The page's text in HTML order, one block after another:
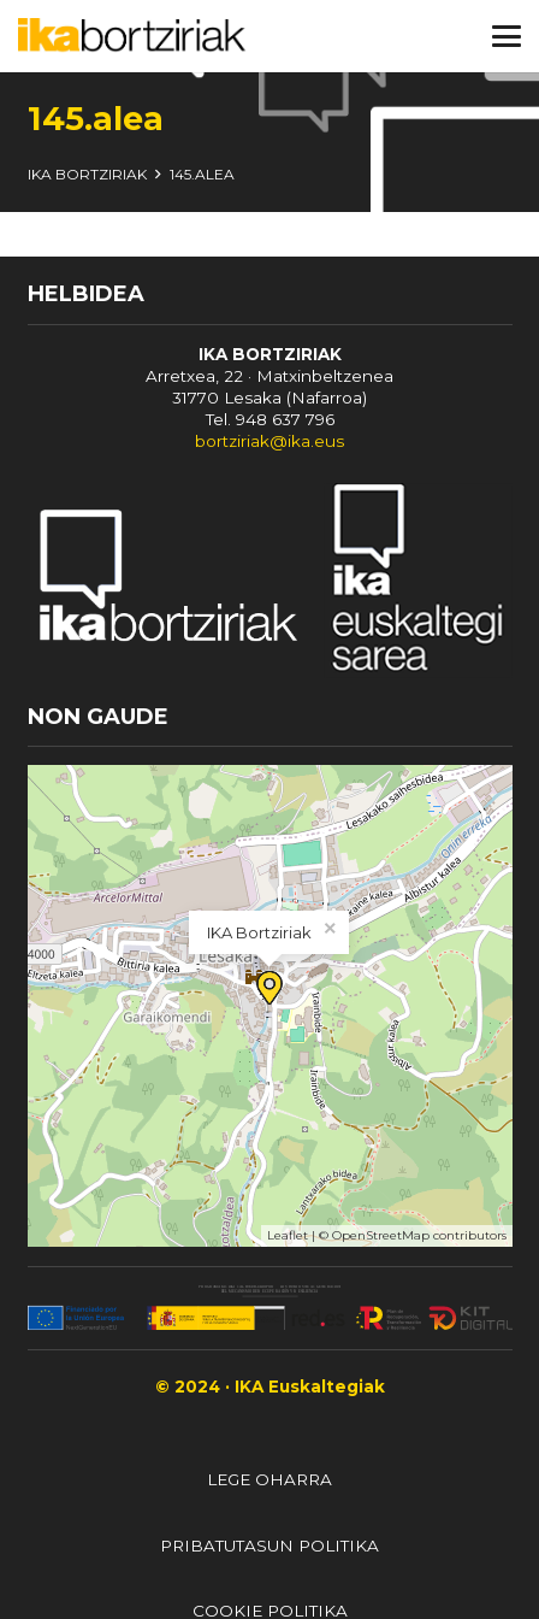
145.alea
IKA BORTZIRIAK 145.ALEA
HELBIDEA
IKA BORTZIRIAK
Arretxea, 22 · Matxinbeltzenea
31770 Lesaka (Nafarroa)
Tel. 948 637 796
bortziriak@ika.eus
NON GAUDE
IKA Bortziriak ×
Leaflet| © OpenStreetMapcontributors
© 2024 · IKA Euskaltegiak
LEGE OHARRA
PRIBATUTASUN POLITIKA
COOKIE POLITIKA